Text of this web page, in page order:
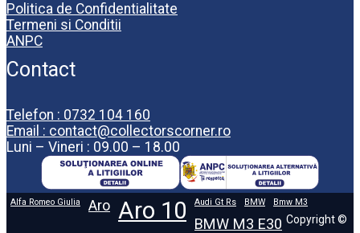
Politica de Confidentialitate
Termeni si Conditii
ANPC
Contact
Telefon : 0732 104 160
Email : contact@collectorscorner.ro
Luni – Vineri : 09.00 – 18.00
Alfa Romeo Giulia Aro Aro 10 Audi Gt Rs BMW Bmw M3
BMW M3 E30 Copyright ©